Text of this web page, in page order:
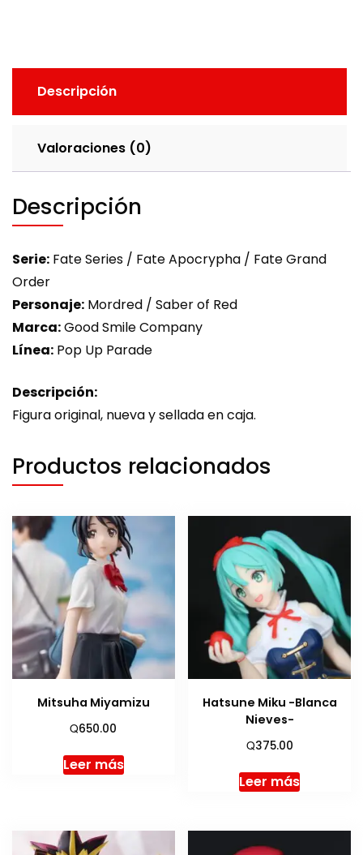
Descripción
Valoraciones (0)
Descripción
Serie: Fate Series / Fate Apocrypha / Fate Grand
Order
Personaje: Mordred / Saber of Red
Marca:Good Smile Company
Línea: Pop Up Parade
Descripción:
Figura original, nueva y sellada en caja.
Productos relacionados
Mitsuha Miyamizu
Q650.00
Leer más
Hatsune Miku -Blanca
Nieves-
Q375.00
Leer más